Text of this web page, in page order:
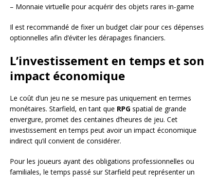
– Monnaie virtuelle pour acquérir des objets rares in-game
Il est recommandé de fixer un budget clair pour ces dépenses
optionnelles afin d’éviter les dérapages financiers.
L’investissement en temps et son
impact économique
Le coût d’un jeu ne se mesure pas uniquement en termes
monétaires. Starfield, en tant que RPG spatial de grande
envergure, promet des centaines d’heures de jeu. Cet
investissement en temps peut avoir un impact économique
indirect qu’il convient de considérer.
Pour les joueurs ayant des obligations professionnelles ou
familiales, le temps passé sur Starfield peut représenter un